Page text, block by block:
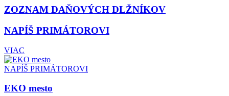
ZOZNAM DAŇOVÝCH DLŽNÍKOV
NAPÍŠ PRIMÁTOROVI
VIAC
NAPÍŠ PRIMÁTOROVI
EKO mesto